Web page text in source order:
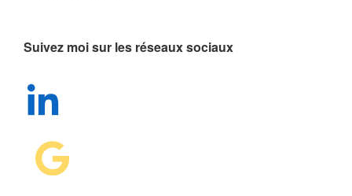
Suivez moi sur les réseaux sociaux